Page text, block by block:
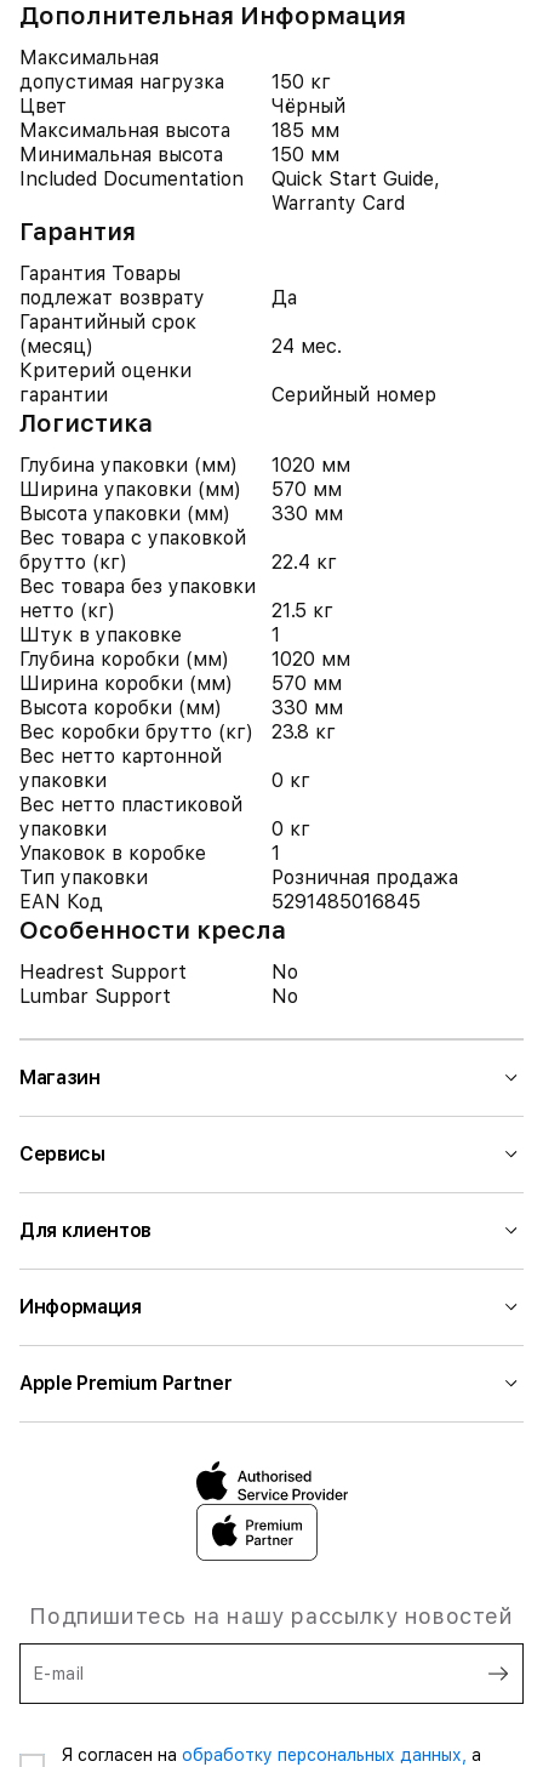
Дополнительная Информация
Максимальная
допустимая нагрузка
150 кг
Цвет
Чёрный
Максимальная высота
185 мм
Минимальная высота
150 мм
Included Documentation
Quick Start Guide,
Warranty Card
Гарантия
Гарантия Товары
подлежат возврату
Да
Гарантийный срок
(месяц)
24 мес.
Критерий оценки
гарантии
Серийный номер
Логистика
Глубина упаковки (мм)
1020 мм
Ширина упаковки (мм)
570 мм
Высота упаковки (мм)
330 мм
Вес товара с упаковкой
брутто (кг)
22.4 кг
Вес товара без упаковки
нетто (кг)
21.5 кг
Штук в упаковке
1
Глубина коробки (мм)
1020 мм
Ширина коробки (мм)
570 мм
Высота коробки (мм)
330 мм
Вес коробки брутто (кг)
23.8 кг
Вес нетто картонной
упаковки
0 кг
Вес нетто пластиковой
упаковки
0 кг
Упаковок в коробке
1
Тип упаковки
Розничная продажа
EAN Код
5291485016845
Особенности кресла
Headrest Support
No
Lumbar Support
No
Магазин
Сервисы
Для клиентов
Информация
Apple Premium Partner
Подпишитесь на нашу рассылку новостей
E-mail
Я согласен на обработку персональных данных, а